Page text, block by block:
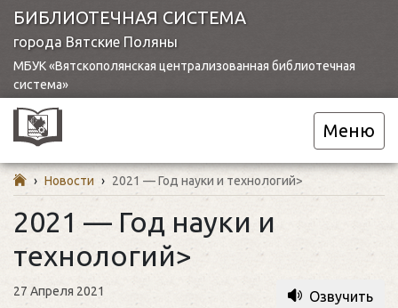
БИБЛИОТЕЧНАЯ СИСТЕМА
города Вятские Поляны
МБУК «Вятскополянская централизованная библиотечная
система»
Меню
› Новости › 2021 — Год науки и технологий>
2021 — Год науки и
технологий>
27 Апреля 2021 Озвучить